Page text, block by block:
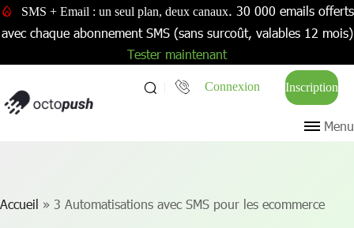
SMS + Email : un seul plan, deux canaux. 30 000 emails offerts
avec chaque abonnement SMS (sans surcoût, valables 12 mois)
Tester maintenant
Connexion Inscription
Menu
Accueil » 3 Automatisations avec SMS pour les ecommerce